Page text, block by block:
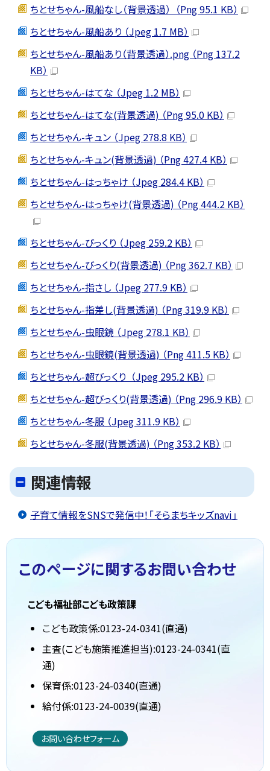
ちとせちゃん-風船なし（背景透過） （Png 95.1 KB）
ちとせちゃん-風船あり （Jpeg 1.7 MB）
ちとせちゃん-風船あり（背景透過）.png （Png 137.2
KB）
ちとせちゃん-はてな （Jpeg 1.2 MB）
ちとせちゃん-はてな(背景透過) （Png 95.0 KB）
ちとせちゃん-キュン （Jpeg 278.8 KB）
ちとせちゃん-キュン(背景透過) （Png 427.4 KB）
ちとせちゃん-はっちゃけ （Jpeg 284.4 KB）
ちとせちゃん-はっちゃけ(背景透過) （Png 444.2 KB）
ちとせちゃん-びっくり （Jpeg 259.2 KB）
ちとせちゃん-びっくり(背景透過) （Png 362.7 KB）
ちとせちゃん-指さし （Jpeg 277.9 KB）
ちとせちゃん-指差し(背景透過) （Png 319.9 KB）
ちとせちゃん-虫眼鏡 （Jpeg 278.1 KB）
ちとせちゃん-虫眼鏡(背景透過) （Png 411.5 KB）
ちとせちゃん-超びっくり （Jpeg 295.2 KB）
ちとせちゃん-超びっくり(背景透過) （Png 296.9 KB）
ちとせちゃん-冬服 （Jpeg 311.9 KB）
ちとせちゃん-冬服(背景透過) （Png 353.2 KB）
関連情報
子育て情報をSNSで発信中！「そらまちキッズnavi」
このページに関するお問い合わせ
こども福祉部こども政策課
こども政策係:0123-24-0341(直通)
主査(こども施策推進担当):0123-24-0341(直
通)
保育係:0123-24-0340(直通)
給付係:0123-24-0039(直通)
お問い合わせフォーム